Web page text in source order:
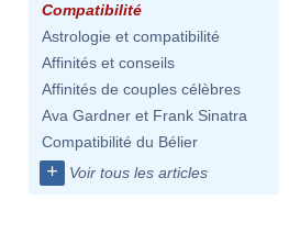
Compatibilité
Astrologie et compatibilité
Affinités et conseils
Affinités de couples célèbres
Ava Gardner et Frank Sinatra
Compatibilité du Bélier
+ Voir tous les articles